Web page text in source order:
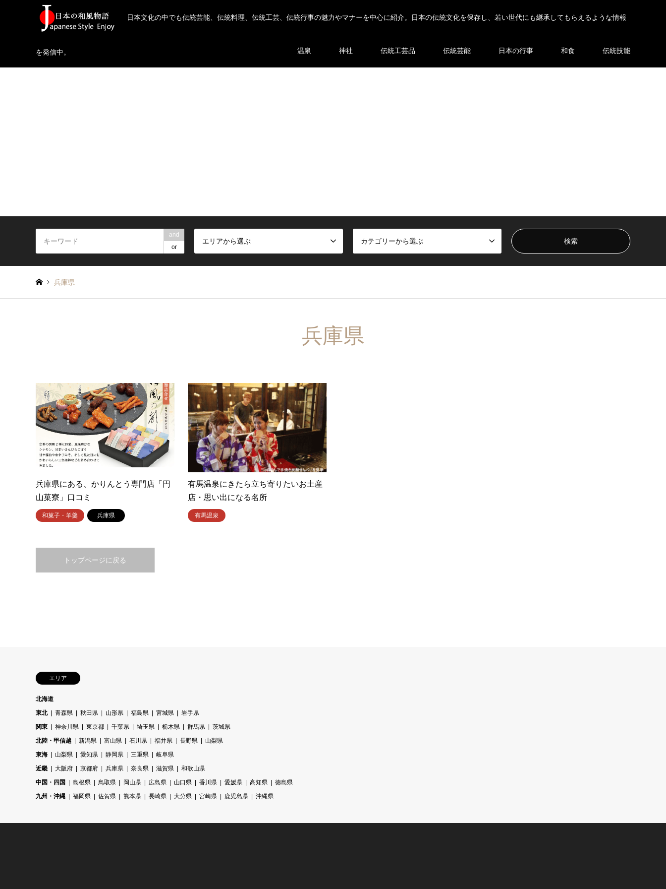
日本文化の中でも伝統芸能、伝統料理、伝統工芸、伝統行事の魅力やマナーを中心に紹介。日本の伝統文化を保存し、若い世代にも継承してもらえるような情報
を発信中。 温泉 神社 伝統工芸品 伝統芸能 日本の行事 和食 伝統技能
and
or
エリアから選ぶ カテゴリーから選ぶ
兵庫県
兵庫県
兵庫県にある、かりんとう専門店「円
山菓寮」口コミ
和菓子・羊羹 兵庫県
有馬温泉にきたら立ち寄りたいお土産
店・思い出になる名所
有馬温泉
トップページに戻る
エリア
北海道
東北
青森県 秋田県 山形県 福島県 宮城県
岩手県
関東
神奈川県 東京都 千葉県 埼玉県 栃木県 群馬県
茨城県
北陸・甲信越
新潟県 富山県 石川県 福井県 長野県
山梨県
東海
山梨県 愛知県 静岡県 三重県
岐阜県
近畿
大阪府 京都府 兵庫県 奈良県 滋賀県
和歌山県
中国・四国
島根県 鳥取県 岡山県 広島県 山口県 香川県 愛媛県 高知県
徳島県
九州・沖縄
福岡県 佐賀県 熊本県 長崎県 大分県 宮崎県 鹿児島県 沖縄県